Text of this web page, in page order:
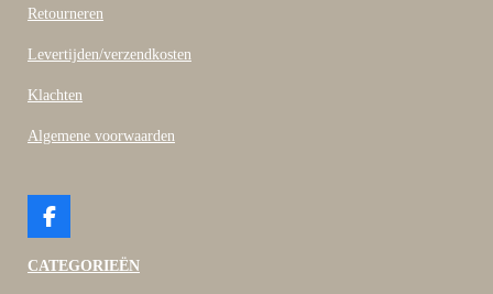
Retourneren
Levertijden/verzendkosten
Klachten
Algemene voorwaarden
F
c
CATEGORIEËN